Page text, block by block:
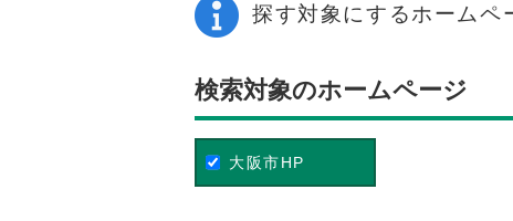
探す対象にするホームペ
検索対象のホームページ
大阪市HP